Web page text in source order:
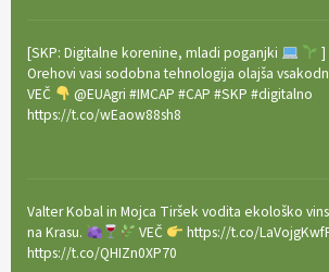
[SKP: Digitalne korenine, mladi poganjki
]
Orehovi vasi sodobna tehnologija olajša
VEČ
@EUAgri #IMCAP #CAP #SKP #digitalno
https://t.co/wEaow88sh8
Valter Kobal in Mojca Tiršek vodita ekološko
na Krasu.
VEČ
https://t.co/
https://t.co/QHIZn0XP70